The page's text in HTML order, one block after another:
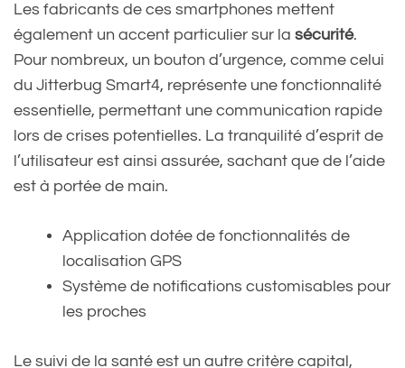
Les fabricants de ces smartphones mettent
également un accent particulier sur la sécurité.
Pour nombreux, un bouton d’urgence, comme celui
du Jitterbug Smart4, représente une fonctionnalité
essentielle, permettant une communication rapide
lors de crises potentielles. La tranquilité d’esprit de
l’utilisateur est ainsi assurée, sachant que de l’aide
est à portée de main.
Application dotée de fonctionnalités de
localisation GPS
Système de notifications customisables pour
les proches
Le suivi de la santé est un autre critère capital,